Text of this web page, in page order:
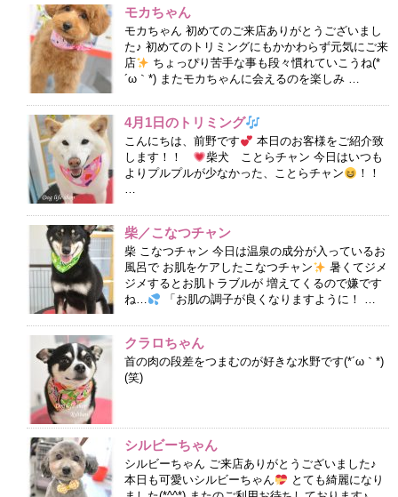
モカちゃん
モカちゃん 初めてのご来店ありがとうございまし
た♪ 初めてのトリミングにもかかわらず元気にご来
店
ちょっぴり苦手な事も段々慣れていこうね(*
´ω｀*) またモカちゃんに会えるのを楽しみ …
4月1日のトリミング
こんにちは、前野です
本日のお客様をご紹介致
します！！
柴犬 ことらチャン 今日はいつも
よりプルプルが少なかった、ことらチャン
！！
…
柴／こなつチャン
柴 こなつチャン 今日は温泉の成分が入っているお
風呂で お肌をケアしたこなつチャン
暑くてジメ
ジメするとお肌トラブルが 増えてくるので嫌です
ね…
「お肌の調子が良くなりますように！ …
クラロちゃん
首の肉の段差をつまむのが好きな水野です(*´ω｀*)
(笑)
シルビーちゃん
シルビーちゃん ご来店ありがとうございました♪
本日も可愛いシルビーちゃん
とても綺麗になり